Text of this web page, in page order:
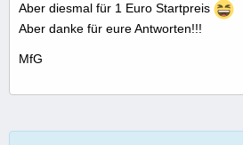
Aber diesmal für 1 Euro Startpreis
Aber danke für eure Antworten!!!
MfG